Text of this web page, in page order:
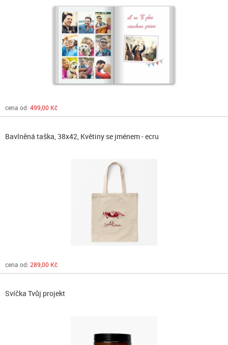
cena od: 499,00 Kč
Bavlněná taška, 38x42, Květiny se jménem - ecru
cena od: 289,00 Kč
Svíčka Tvůj projekt